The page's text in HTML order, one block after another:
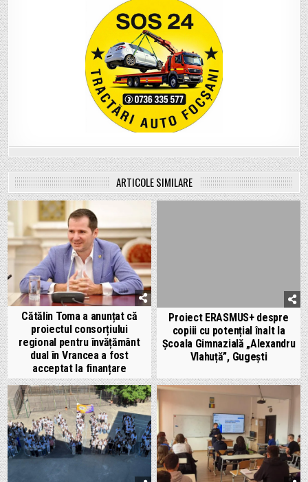
ARTICOLE SIMILARE
Cătălin Toma a anunțat că
proiectul consorțiului
regional pentru învățământ
dual în Vrancea a fost
acceptat la finanțare
Proiect ERASMUS+ despre
copiii cu potențial înalt la
Școala Gimnazială „Alexandru
Vlahuță”, Gugești